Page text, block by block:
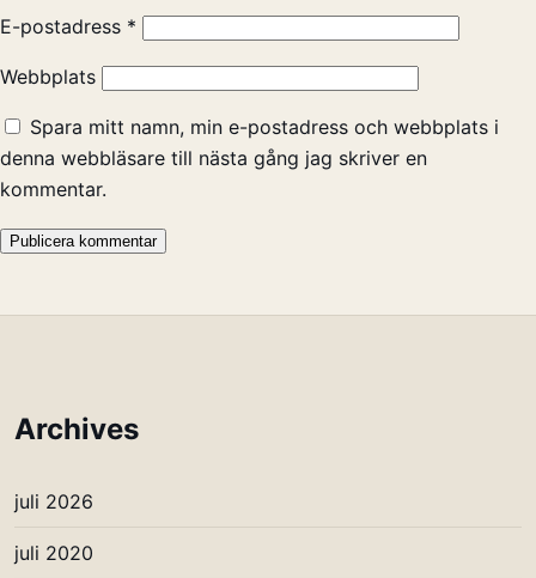
E-postadress *
Webbplats
Spara mitt namn, min e-postadress och webbplats i
denna webbläsare till nästa gång jag skriver en
kommentar.
Archives
juli 2026
juli 2020